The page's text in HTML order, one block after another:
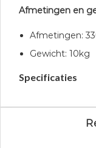
Afmetingen en
Afmetingen:
Gewicht: 10kg
Specificaties